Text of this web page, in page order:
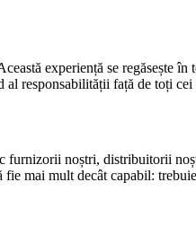
experiență se regăsește
responsabilității față de toți cei
furnizorii noștri, distribuitorii
mai mult decât capabil: